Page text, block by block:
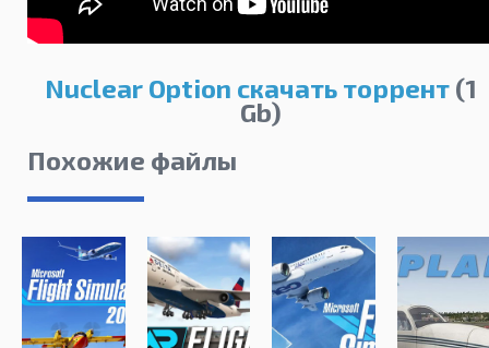
Nuclear Option скачать торрент (1
Gb)
Похожие файлы